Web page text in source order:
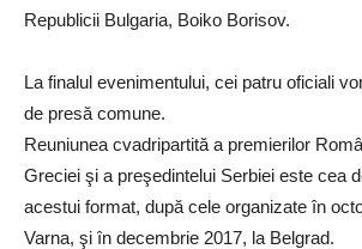
Republicii Bulgaria, Boiko Borisov.
La finalul evenimentului, cei patru oficiali
de presă comune.
Reuniunea cvadripartită a premierilor
Greciei şi a preşedintelui Serbiei este cea
acestui format, după cele organizate în
Varna, şi în decembrie 2017, la Belgrad.